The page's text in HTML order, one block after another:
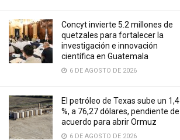
Concyt invierte 5.2 millones de
quetzales para fortalecer la
investigación e innovación
científica en Guatemala
6 DE AGOSTO DE 2026
El petróleo de Texas sube un 1,4
%, a 76,27 dólares, pendiente de
acuerdo para abrir Ormuz
6 DE AGOSTO DE 2026